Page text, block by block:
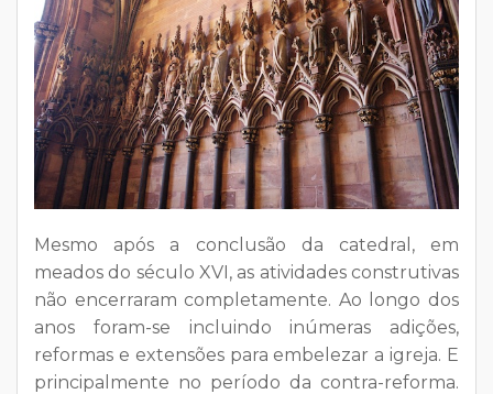
Mesmo após a conclusão da catedral, em
meados do século XVI, as atividades construtivas
não encerraram completamente. Ao longo dos
anos foram-se incluindo inúmeras adições,
reformas e extensões para embelezar a igreja. E
principalmente no período da contra-reforma.